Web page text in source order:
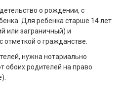
о рождении, с
Для ребенка старше 14 лет
или заграничный) и
отметкой о гражданстве.
нужна нотариально
обоих родителей на право